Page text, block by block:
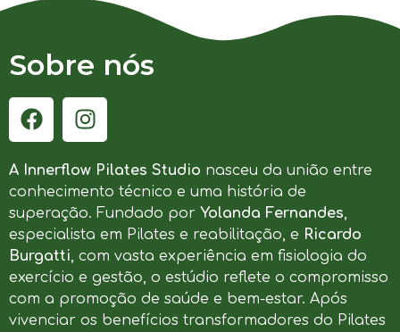
Sobre nós
A Innerflow Pilates Studio nasceu da união entre
conhecimento técnico e uma história de
superação. Fundado por Yolanda Fernandes,
especialista em Pilates e reabilitação, e Ricardo
Burgatti, com vasta experiência em fisiologia do
exercício e gestão, o estúdio reflete o compromisso
com a promoção de saúde e bem-estar. Após
vivenciar os benefícios transformadores do Pilates